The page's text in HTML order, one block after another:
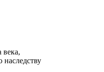
века,
наследству